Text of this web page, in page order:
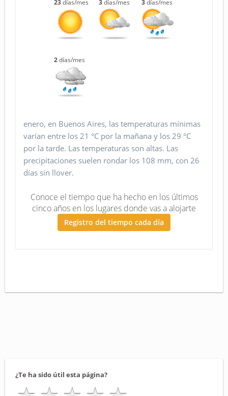
23días/mes 3días/mes 3días/mes
2días/mes
enero, en Buenos Aires, las temperaturas mínimas
varían entre los 21 °C por la mañana y los 29 °C
por la tarde. Las temperaturas son altas. Las
precipitaciones suelen rondar los 108 mm, con 26
días sin llover.
Conoce el tiempo que ha hecho en los últimos
cinco años en los lugares donde vas a alojarte
Registro del tiempo cada día
¿Te ha sido útil esta página?